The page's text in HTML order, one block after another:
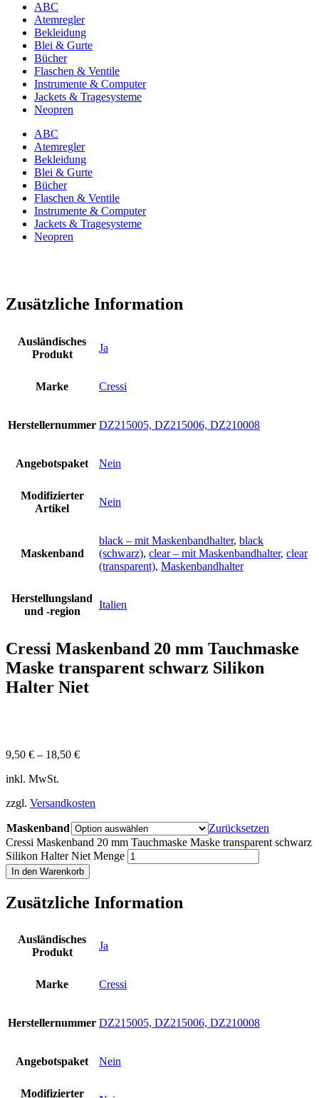
ABC
Atemregler
Bekleidung
Blei & Gurte
Bücher
Flaschen & Ventile
Instrumente & Computer
Jackets & Tragesysteme
Neopren
ABC
Atemregler
Bekleidung
Blei & Gurte
Bücher
Flaschen & Ventile
Instrumente & Computer
Jackets & Tragesysteme
Neopren
Zusätzliche Information
Ausländisches
Produkt
Ja
Marke Cressi
Herstellernummer DZ215005, DZ215006, DZ210008
Angebotspaket Nein
Modifizierter
Artikel
Nein
Maskenband
black – mit Maskenbandhalter, black
(schwarz), clear – mit Maskenbandhalter, clear
(transparent), Maskenbandhalter
Herstellungsland
und -region
Italien
Cressi Maskenband 20 mm Tauchmaske
Maske transparent schwarz Silikon
Halter Niet
9,50 € – 18,50 €
inkl. MwSt.
zzgl. Versandkosten
Maskenband
Zurücksetzen
Cressi Maskenband 20 mm Tauchmaske Maske transparent schwarz
Silikon Halter Niet Menge
In den Warenkorb
Zusätzliche Information
Ausländisches
Produkt
Ja
Marke Cressi
Herstellernummer DZ215005, DZ215006, DZ210008
Angebotspaket Nein
Modifizierter